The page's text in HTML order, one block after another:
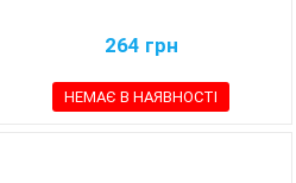
264 грн
НЕМАЄ В НАЯВНОСТІ